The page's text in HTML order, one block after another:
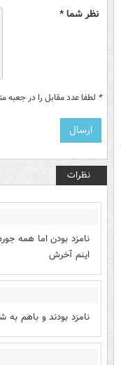
نظر شما *
* لطفا عدد مقابل را در جعبه
نظرات
نامزد بودن اما همه
اینم آخرش
نامزد بودند و باهم به